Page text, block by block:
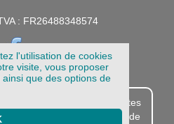
l'utilisation de cookies
visite, vous proposer
que des options de
: FR26488348574
professionnels. Si vous êtes
vos télécommandes de